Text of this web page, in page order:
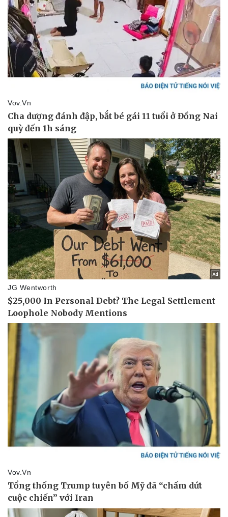
Pháp luật
Vụ án
Quân sự - Quốc phòng
Việt Nam
Phân tích